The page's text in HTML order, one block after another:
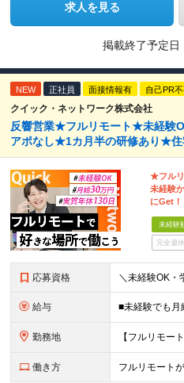
求人を見る
掲載終了予定日
NEW 正社員 面接情報有 自己PR
クイック・ネットワーク株式会社
反響営業★フルリモート★未経験
アポなし★1カ月半の研修あり★住
★フル
未経験
にGet！
未経験
完全週
応募資格
給与
勤務地
働き方 フルリモート